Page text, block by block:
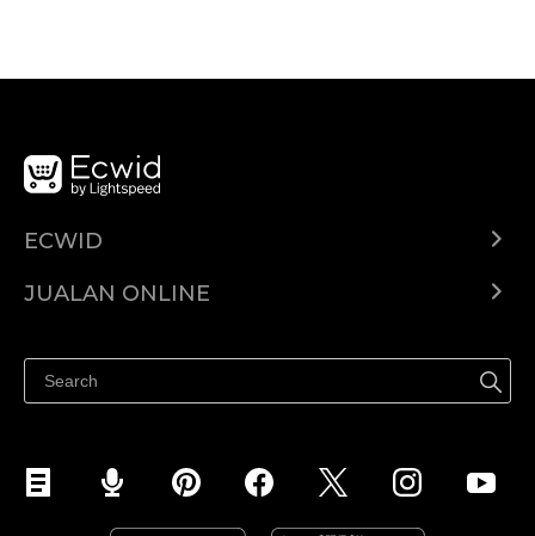
ECWID
Pusat Bantuan
JUALAN ONLINE
Jualan di Facebook